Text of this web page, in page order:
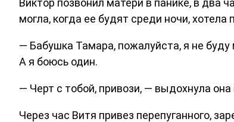
Виктор позвонил матери в панике, в два
могла, когда ее будят среди ночи,
— Бабушка Тамара, пожалуйста, я не буду
А я боюсь один.
— Черт с тобой, привози, — выдохнула
Через час Витя привез перепуганного,